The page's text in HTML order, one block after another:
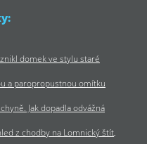
domek ve stylu staré
a paropropustnou omítku
Jak dopadla odvážná
z chodby na Lomnický štít